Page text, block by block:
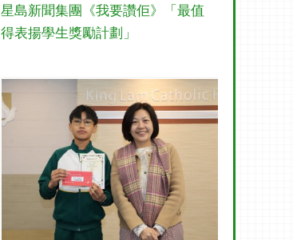
星島新聞集團《我要讚佢》「最值
得表揚學生獎勵計劃」